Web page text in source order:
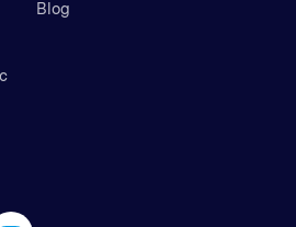
Blog